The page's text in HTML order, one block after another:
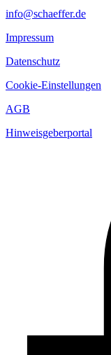
info@schaeffer.de
Impressum
Datenschutz
Cookie-Einstellungen
AGB
Hinweisgeberportal